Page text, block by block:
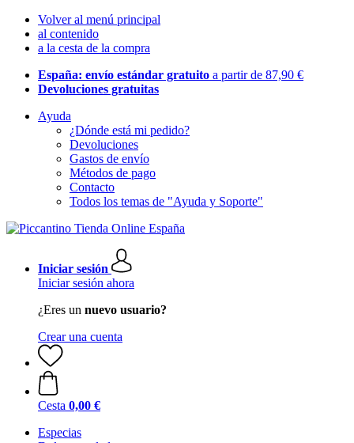
Volver al menú principal
al contenido
a la cesta de la compra
España: envío estándar gratuito a partir de 87,90 €
Devoluciones gratuitas
Ayuda
¿Dónde está mi pedido?
Devoluciones
Gastos de envío
Métodos de pago
Contacto
Todos los temas de "Ayuda y Soporte"
Iniciar sesión
Iniciar sesión ahora
¿Eres un nuevo usuario?
Crear una cuenta
Cesta 0,00 €
Especias